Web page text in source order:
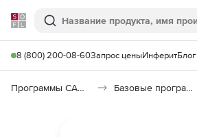
Softline
Поиск
8 (800) 200-08-60Запрос ценыИнферитБлог
Программы САПР и ГИС Базовые программы